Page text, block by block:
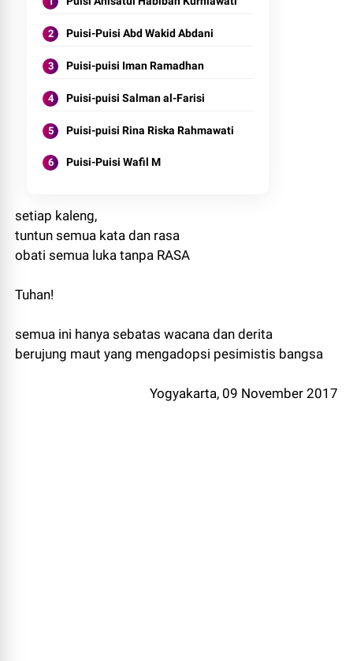
Puisi-Puisi Abd Wakid Abdani
Puisi-puisi Iman Ramadhan
Puisi-puisi Salman al-Farisi
Puisi-puisi Rina Riska Rahmawati
Puisi-Puisi Wafil M
setiap kaleng,
tuntun semua kata dan rasa
obati semua luka tanpa RASA
Tuhan!
semua ini hanya sebatas wacana dan derita
berujung maut yang mengadopsi pesimistis bangsa
Yogyakarta, 09 November 2017